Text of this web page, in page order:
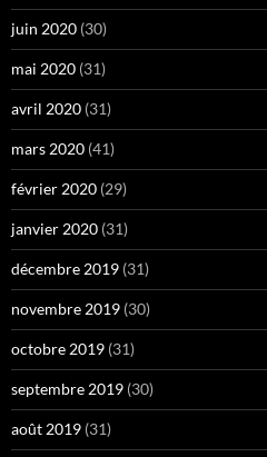
juin 2020 (30)
mai 2020 (31)
avril 2020 (31)
mars 2020 (41)
février 2020 (29)
janvier 2020 (31)
décembre 2019 (31)
novembre 2019 (30)
octobre 2019 (31)
septembre 2019 (30)
août 2019 (31)